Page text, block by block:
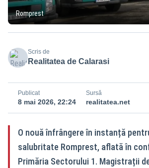
Romprest
Scris de
Realitatea de Calarasi
Publicat
8 mai 2026, 22:24
Sursă
realitatea.net
O nouă înfrângere în instanță
salubritate Romprest, aflată în
Primăria Sectorului 1. Magistrații